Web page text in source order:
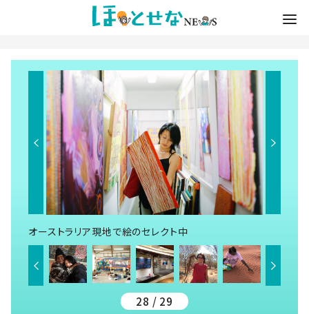
オーストラリア現地で絵のセレクト中
28 / 29